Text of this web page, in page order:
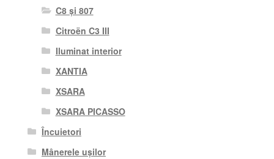
C8 și 807
Citroën C3 III
Iluminat interior
XANTIA
XSARA
XSARA PICASSO
Încuietori
Mânerele ușilor